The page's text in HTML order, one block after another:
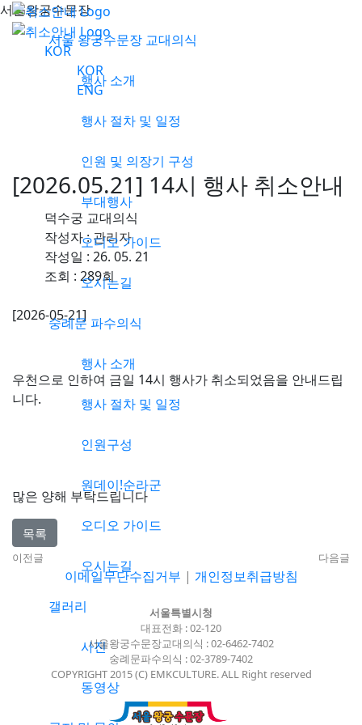
서울왕궁수문장
서울 왕궁수문장 교대의식
행사 소개
행사 절차 및 일정
인원 및 의장기 구성
부대행사
오디오 가이드
오시는길
숭례문 파수의식
행사 소개
행사 절차 및 일정
인원구성
원데이!순라군
오디오 가이드
오시는길
갤러리
사진
동영상
KOR
KOR
ENG
취소안내
[2026.05.21] 14시 행사 취소안내
덕수궁 교대의식
작성자 :관리자
작성일 : 26. 05. 21
조회 : 289회
[2026-05-21]
우천으로 인하여 금일 14시 행사가 취소되었음을 안내드립
니다.
많은 양해 부탁드립니다
목록
이전글 다음글
이메일무단수집거부 | 개인정보취급방침
서울특별시청
대표전화 : 02-120
서울왕궁수문장교대의식 : 02-6462-7402
숭례문파수의식 : 02-3789-7402
COPYRIGHT 2015 (C) EMKCULTURE. ALL Right reserved